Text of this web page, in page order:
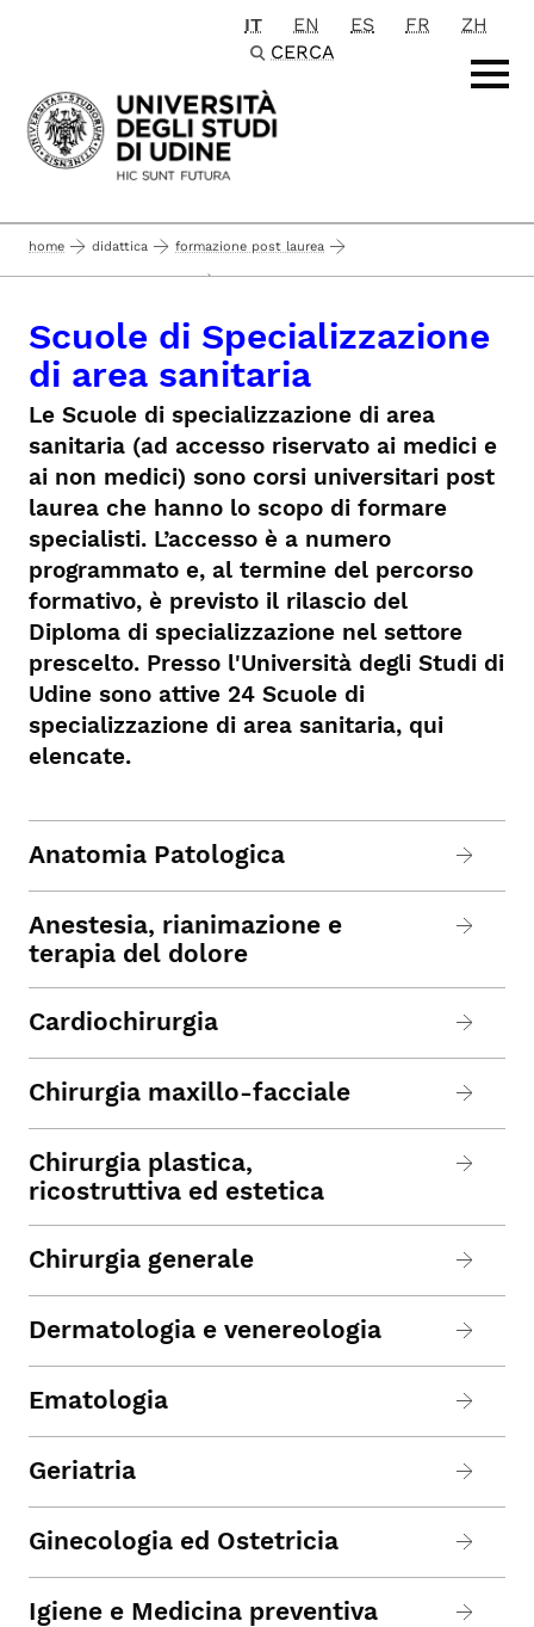
Passa al contenuto principale
IT EN ES FR
ZH
CERCA
home didattica formazione post laurea
scuole di specializzazione ...
Scuole di Specializzazione
di area sanitaria
Le Scuole di specializzazione di area
sanitaria (ad accesso riservato ai medici e
ai non medici) sono corsi universitari post
laurea che hanno lo scopo di formare
specialisti. L’accesso è a numero
programmato e, al termine del percorso
formativo, è previsto il rilascio del
Diploma di specializzazione nel settore
prescelto. Presso l'Università degli Studi di
Udine sono attive 24 Scuole di
specializzazione di area sanitaria, qui
elencate.
Anatomia Patologica
Anestesia, rianimazione e
terapia del dolore
Cardiochirurgia
Chirurgia maxillo-facciale
Chirurgia plastica,
ricostruttiva ed estetica
Chirurgia generale
Dermatologia e venereologia
Ematologia
Geriatria
Ginecologia ed Ostetricia
Igiene e Medicina preventiva